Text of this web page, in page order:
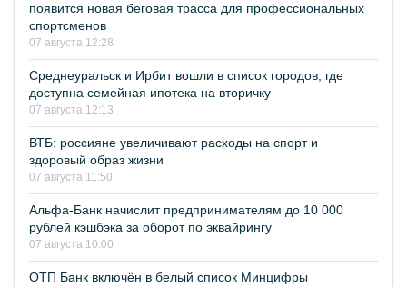
появится новая беговая трасса для профессиональных
спортсменов
07 августа 12:28
Среднеуральск и Ирбит вошли в список городов, где
доступна семейная ипотека на вторичку
07 августа 12:13
ВТБ: россияне увеличивают расходы на спорт и
здоровый образ жизни
07 августа 11:50
Альфа-Банк начислит предпринимателям до 10 000
рублей кэшбэка за оборот по эквайрингу
07 августа 10:00
ОТП Банк включён в белый список Минцифры